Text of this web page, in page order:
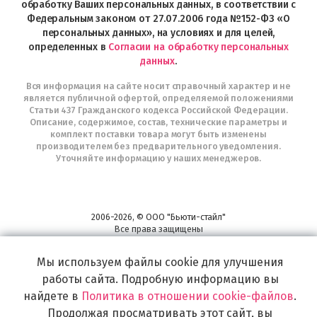
Telegram
обработку Ваших персональных данных, в соответствии с
Федеральным законом от 27.07.2006 года №152-ФЗ «О
персональных данных», на условиях и для целей,
определенных в Согласии на обработку персональных
данных.
Вся информация на сайте носит справочный характер и не
является публичной офертой, определяемой положениями
Статьи 437 Гражданского кодекса Российской Федерации.
Описание, содержимое, состав, технические параметры и
комплект поставки товара могут быть изменены
производителем без предварительного уведомления.
Уточняйте информацию у наших менеджеров.
2006-2026, © ООО "Бьюти-стайл"
Все права защищены
Широкий выбор инструментов, аксессуаров и принадлежностей для
самых изысканных и необычных идей по созданию Вашего образа и стиля.
Мы используем файлы cookie для улучшения
работы сайта. Подробную информацию вы
найдете в Политика в отношении cookie-файлов.
Продолжая просматривать этот сайт, вы